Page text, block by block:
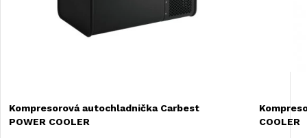
Kompresorová autochladnička Carbest
POWER COOLER
COOLER